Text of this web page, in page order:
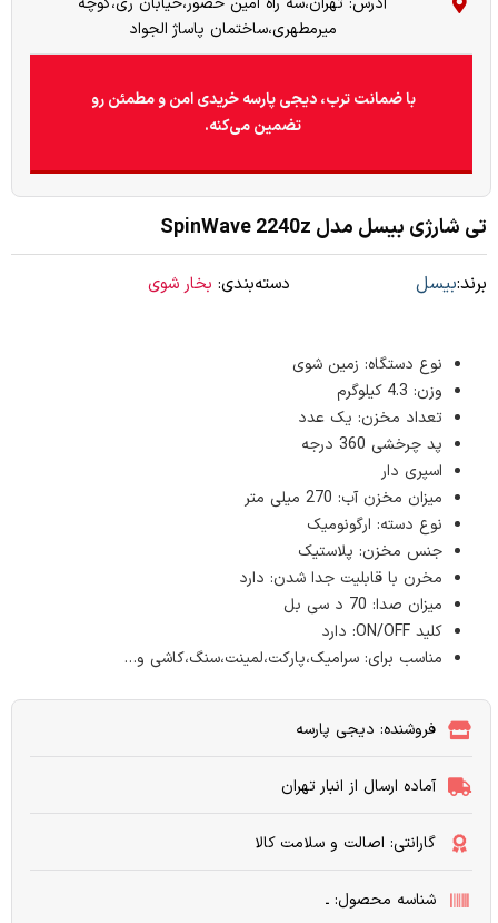
میرمطهری،ساختمان پاساژ الجواد
با ضمانت ترب، دیجی پارسه خریدی امن و مطمئن رو
تضمین می‌کنه.
تی شارژی بیسل مدل SpinWave 2240z
برند:بیسل دسته‌بندی: بخار شوی
نوع دستگاه: زمین شوی
وزن: 4.3 کیلوگرم
تعداد مخزن: یک عدد
پد چرخشی 360 درجه
اسپری دار
میزان مخزن آب: 270 میلی متر
نوع دسته: ارگونومیک
جنس مخزن: پلاستیک
مخرن با قابلیت جدا شدن: دارد
میزان صدا: 70 د سی بل
کلید ON/OFF: دارد
مناسب برای: سرامیک،پارکت،لمینت،سنگ،کاشی و…
فروشنده: دیجی پارسه
آماده ارسال از انبار تهران
گارانتی: اصالت و سلامت کالا
شناسه محصول: ـ